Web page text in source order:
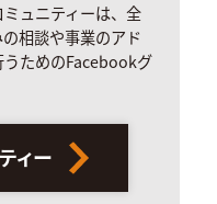
ュニティーは、全
相談や事業のアド
ためのFacebookグ
ィー